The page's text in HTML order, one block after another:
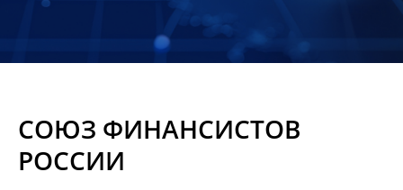
Материалы
СОЮЗ ФИНАНСИСТОВ
РОССИИ